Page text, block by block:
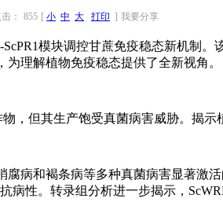
： 855 [ 小 中 大 打印 ] 我要分享
模块调控甘蔗免疫稳态新机制
理解植物免疫稳态提供了全新视角。
，但其生产饱受真菌病害威胁。揭
病和褐条病等多种真菌病害显著激
病性。转录组分析进一步揭示，